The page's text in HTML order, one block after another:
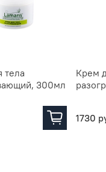
тела
300мл
Крем
1730